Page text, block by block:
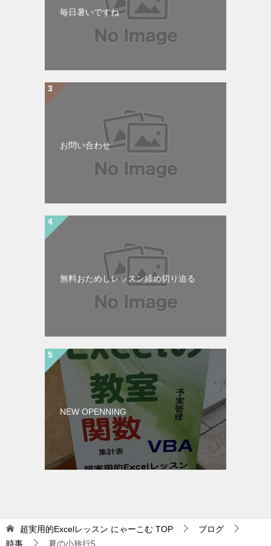
毎日暑いですね
お問い合わせ
無料おためしレッスン締め切り迫る
NEW OPENNING
超実用的Excelレッスン にゃーこむ TOP
ブログ
時事
夏の小旅行5